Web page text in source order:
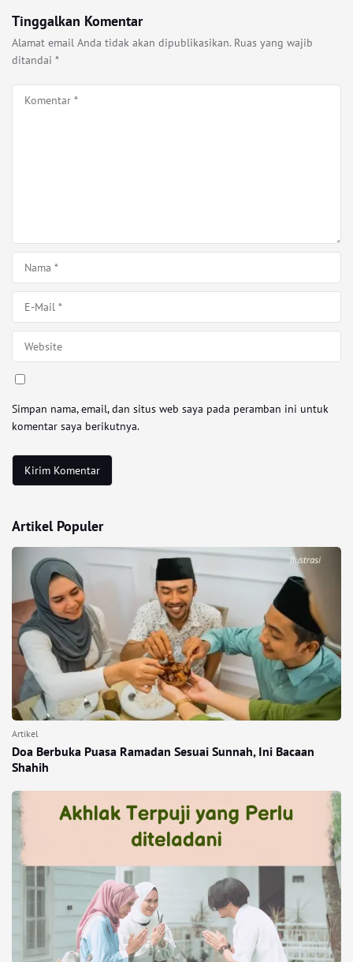
Tinggalkan Komentar
Alamat email Anda tidak akan dipublikasikan. Ruas yang wajib
ditandai *
Simpan nama, email, dan situs web saya pada peramban ini untuk
komentar saya berikutnya.
Artikel Populer
Artikel
Doa Berbuka Puasa Ramadan Sesuai Sunnah, Ini Bacaan
Shahih